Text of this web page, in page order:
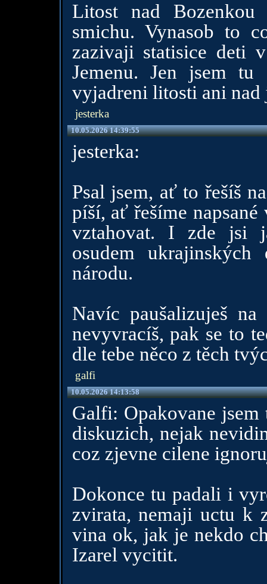
Litost nad
smichu. Vynasob to
zazivaji statisice deti
Jemenu. Jen jsem
vyjadreni litosti ani nad
jesterka
10.05.2026 14:39:55
jesterka:
Psal jsem, ať to řešíš
píší, ať řešíme
vztahovat. I zde jsi
osudem
národu.
Navíc paušalizuješ
nevyvracíš, pak se to
dle tebe něco z těch
galfi
10.05.2026 14:13:58
Galfi: Opakovane
diskuzich, nejak
coz zjevne cilene
Dokonce tu padali i
zvirata, nemaji uctu k
vina ok, jak je nekdo
Izarel vycitit.